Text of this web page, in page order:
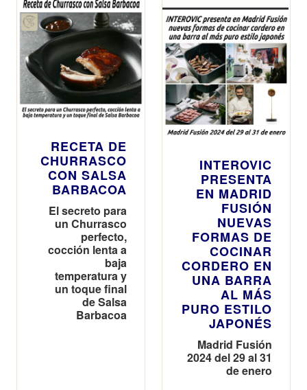
RECETA DE
CHURRASCO
CON SALSA
BARBACOA
El secreto para
un Churrasco
perfecto,
cocción lenta a
baja
temperatura y
un toque final
de Salsa
Barbacoa
INTEROVIC
PRESENTA
EN MADRID
FUSIÓN
NUEVAS
FORMAS DE
COCINAR
CORDERO EN
UNA BARRA
AL MÁS
PURO ESTILO
JAPONÉS
Madrid Fusión
2024 del 29 al 31
de enero